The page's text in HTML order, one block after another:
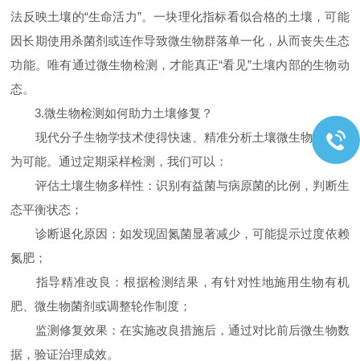
法反映土壤的“生命活力”。一块理化指标看似合格的土壤，可能
因长期使用杀菌剂或连作导致微生物群落单一化，从而丧失生态
功能。唯有通过微生物检测，才能真正“看见”土壤内部的生物动
态。
3.微生物检测如何助力土壤修复？
现代分子生物学技术使得快速、精准分析土壤微生物组成成
为可能。通过定期采样检测，我们可以：
评估土壤生物多样性：识别有益菌与病原菌的比例，判断生
态平衡状态；
诊断退化原因：如发现固氮菌显著减少，可能提示过度依赖
氮肥；
指导精准改良：根据检测结果，有针对性地施用生物有机
肥、微生物菌剂或调整轮作制度；
监测修复效果：在实施改良措施后，通过对比前后微生物数
据，验证治理成效。